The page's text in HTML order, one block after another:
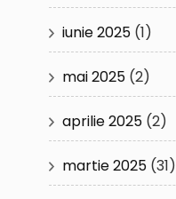
iunie 2025(1)
mai 2025(2)
aprilie 2025(2)
martie 2025(31)